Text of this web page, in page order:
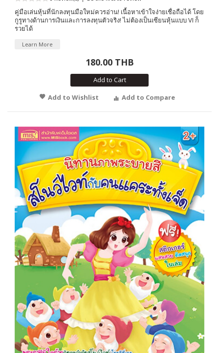
คู่มือเล่นหุ้นที่นักลงทุนมือใหม่ควรอ่าน! เนื้อหาเข้าใจง่ายเชื่อถือได้ โดย
กูรูทางด้านการเงินและการลงทุนตัวจริง! ไม่ต้องเป็นเซียนหุ้นแบบ VI ก็
รวยได้
Learn More
180.00 THB
Add to Cart
Add to Wishlist
Add to Compare